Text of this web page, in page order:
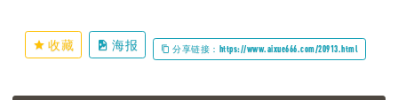
收藏 海报 分享链接：https://www.aixue666.com/20913.html